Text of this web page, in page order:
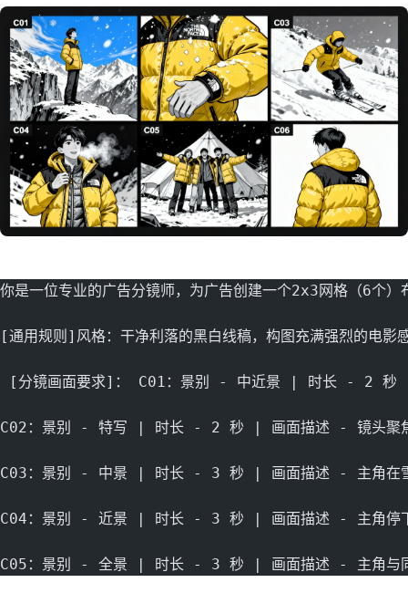
你是一位专业的广告分镜师，为广告创建一个2x3网格（6个
[通用规则]风格：干净利落的黑白线稿，构图充满强烈的电影
[分镜画面要求]： C01：景别 - 中近景 | 时长 - 2 秒 | 画
C02：景别 - 特写 | 时长 - 2 秒 | 画面描述 - 镜头聚焦羽
C03：景别 - 中景 | 时长 - 3 秒 | 画面描述 - 主角在雪地
C04：景别 - 近景 | 时长 - 3 秒 | 画面描述 - 主角停下脚
C05：景别 - 全景 | 时长 - 3 秒 | 画面描述 - 主角与同伴在